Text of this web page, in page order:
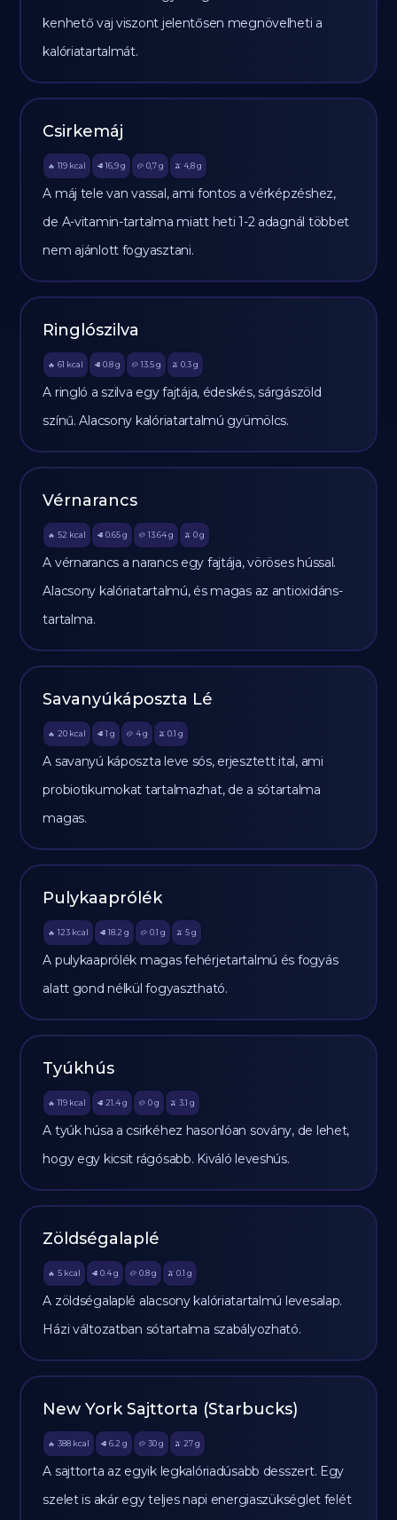
kenhető vaj viszont jelentősen megnövelheti a
kalóriatartalmát.
Csirkemáj
🔥 119 kcal 🥩 16,9 g 🥔 0,7g 🫒 4,8 g
A máj tele van vassal, ami fontos a vérképzéshez,
de A-vitamin-tartalma miatt heti 1-2 adagnál többet
nem ajánlott fogyasztani.
Ringlószilva
🔥 61 kcal 🥩 0.8 g 🥔 13.5g 🫒 0.3 g
A ringló a szilva egy fajtája, édeskés, sárgászöld
színű. Alacsony kalóriatartalmú gyümölcs.
Vérnarancs
🔥 52 kcal 🥩 0.65 g 🥔 13.64g 🫒 0 g
A vérnarancs a narancs egy fajtája, vöröses hússal.
Alacsony kalóriatartalmú, és magas az antioxidáns-
tartalma.
Savanyúkáposzta Lé
🔥 20 kcal 🥩 1 g 🥔 4g 🫒 0.1 g
A savanyú káposzta leve sós, erjesztett ital, ami
probiotikumokat tartalmazhat, de a sótartalma
magas.
Pulykaaprólék
🔥 123 kcal 🥩 18.2 g 🥔 0.1 g 🫒 5 g
A pulykaaprólék magas fehérjetartalmú és fogyás
alatt gond nélkül fogyasztható.
Tyúkhús
🔥 119 kcal 🥩 21.4 g 🥔 0g 🫒 3.1 g
A tyúk húsa a csirkéhez hasonlóan sovány, de lehet,
hogy egy kicsit rágósabb. Kiváló leveshús.
Zöldségalaplé
🔥 5 kcal 🥩 0.4 g 🥔 0.8g 🫒 0.1 g
A zöldségalaplé alacsony kalóriatartalmú levesalap.
Házi változatban sótartalma szabályozható.
New York Sajttorta (Starbucks)
🔥 388 kcal 🥩 6.2 g 🥔 30g 🫒 27 g
A sajttorta az egyik legkalóriadúsabb desszert. Egy
szelet is akár egy teljes napi energiaszükséglet felét